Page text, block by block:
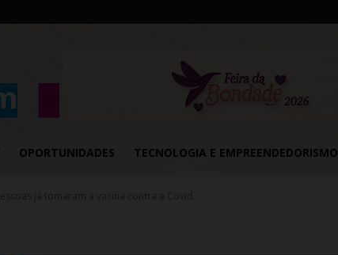
OPORTUNIDADES TECNOLOGIA E EMPREENDEDORISMO